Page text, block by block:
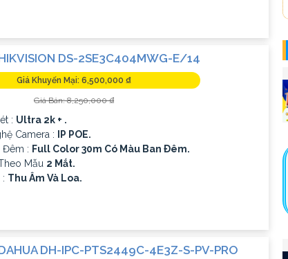
DS-2SE3C404MWG-E/14
Giá Khuyến Mại: 6,500,000 ₫
Giá Bán: 8,250,000 ₫
: Ultra 2k + .
Camera :
IP POE.
Đêm : Full Color 30m Có Màu Ban Ðêm.
Mẫu 2 Mắt.
Thu Âm Và Loa.
DH-IPC-PTS2449C-4E3Z-S-PV-PRO